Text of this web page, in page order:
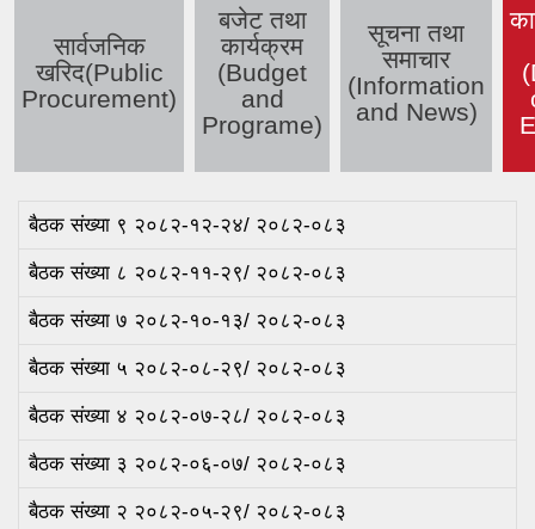
सार्वजनिक
खरिद(Public
Procurement)
बजेट तथा
कार्यक्रम
(Budget
and
Programe)
सूचना तथा
समाचार
(Information
and News)
बैठक संख्या ९ २०८२-१२-२४/ २०८२-०८३
बैठक संख्या ८ २०८२-११-२९/ २०८२-०८३
बैठक संख्या ७ २०८२-१०-१३/ २०८२-०८३
बैठक संख्या ५ २०८२-०८-२९/ २०८२-०८३
बैठक संख्या ४ २०८२-०७-२८/ २०८२-०८३
बैठक संख्या ३ २०८२-०६-०७/ २०८२-०८३
बैठक संख्या २ २०८२-०५-२९/ २०८२-०८३